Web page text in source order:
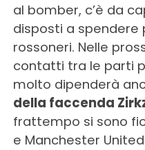
al bomber, c’è da
disposti a spendere
rossoneri. Nelle
contatti tra le parti
molto dipenderà
della faccenda
frattempo si sono
e Manchester